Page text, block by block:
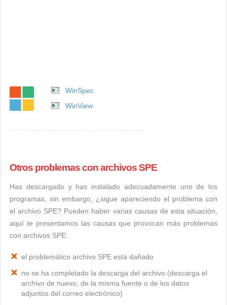
WinSpec
WinView
Otros problemas con archivos SPE
Has descargado y has instalado adecuadamente uno de los
programas, sin embargo, ¿sigue apareciendo el problema con
el archivo SPE? Pueden haber varias causas de esta situación,
aquí te presentamos las causas que provocan más problemas
con archivos SPE:
el problemático archivo SPE está dañado
no se ha completado la descarga del archivo (descarga el
archivo de nuevo, de la misma fuente o de los datos
adjuntos del correo electrónico)